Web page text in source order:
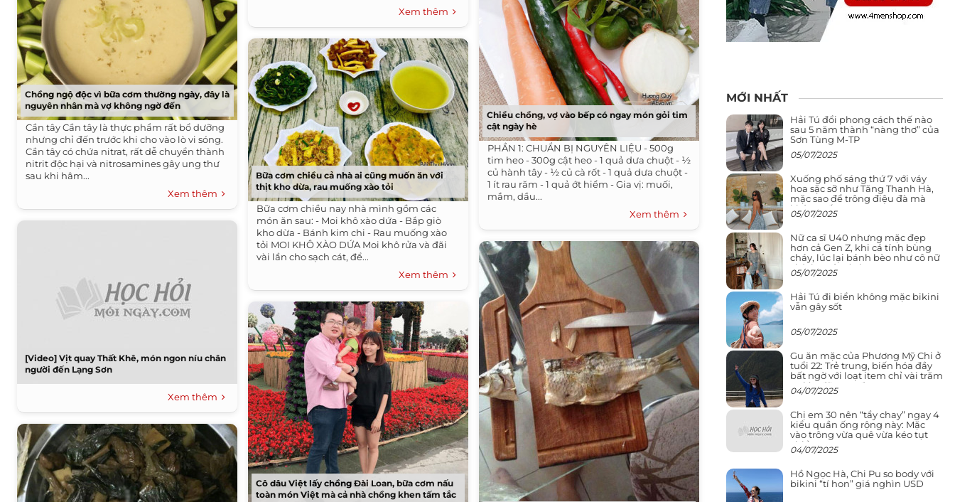
Chồng ngộ độc vì bữa cơm thường ngày, đây là
nguyên nhân mà vợ không ngờ đến
Cần tây Cần tây là thực phẩm rất bổ dưỡng
nhưng chỉ đến trước khi cho vào lò vi sóng.
Cần tây có chứa nitrat, rất dễ chuyển thành
nitrit độc hại và nitrosamines gây ung thư
sau khi hâm...
Xem thêm
[Video] Vịt quay Thất Khê, món ngon níu chân
người đến Lạng Sơn
Xem thêm
Xem thêm
Bữa cơm chiều cả nhà ai cũng muốn ăn với
thịt kho dừa, rau muống xào tỏi
Bữa cơm chiều nay nhà mình gồm các
món ăn sau: - Moi khô xào dứa - Bắp giò
kho dừa - Bánh kim chi - Rau muống xào
tỏi MOI KHÔ XÀO DỨA Moi khô rửa và đãi
vài lần cho sạch cát, để...
Xem thêm
Cô dâu Việt lấy chồng Đài Loan, bữa cơm nấu
toàn món Việt mà cả nhà chồng khen tấm tắc
Chiều chồng, vợ vào bếp có ngay món gỏi tim
cật ngày hè
PHẦN 1: CHUẨN BỊ NGUYÊN LIỆU - 500g
tim heo - 300g cật heo - 1 quả dưa chuột - ½
củ hành tây - ½ củ cà rốt - 1 quả dưa chuột -
1 ít rau răm - 1 quả ớt hiểm - Gia vị: muối,
mắm, dầu...
Xem thêm
MỚI NHẤT
Hải Tú đổi phong cách thế nào
sau 5 năm thành “nàng thơ” của
Sơn Tùng M-TP
05/07/2025
Xuống phố sáng thứ 7 với váy
hoa sặc sỡ như Tăng Thanh Hà,
mặc sao để trông điệu đà mà
không sến
05/07/2025
Nữ ca sĩ U40 nhưng mặc đẹp
hơn cả Gen Z, khi cá tính bùng
cháy, lúc lại bánh bèo như cô nữ
chính ngôn tình
05/07/2025
Hải Tú đi biển không mặc bikini
vẫn gây sốt
05/07/2025
Gu ăn mặc của Phương Mỹ Chi ở
tuổi 22: Trẻ trung, biến hóa đầy
bất ngờ với loạt item chỉ vài trăm
nghìn đã mua được
04/07/2025
Chị em 30 nên “tẩy chay” ngay 4
kiểu quần ống rộng này: Mặc
vào trông vừa quê vừa kéo tụt
chiều cao
04/07/2025
Hồ Ngọc Hà, Chi Pu so body với
bikini “tí hon” giá nghìn USD